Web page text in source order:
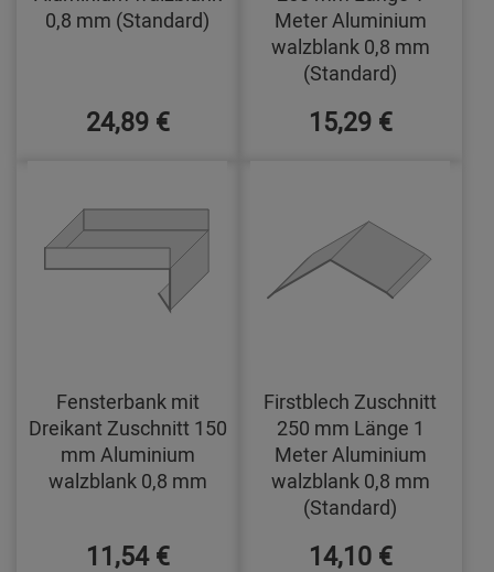
0,8 mm (Standard)
24,89 €
Meter Aluminium
walzblank 0,8 mm
(Standard)
15,29 €
Fensterbank mit
Dreikant Zuschnitt 150
mm Aluminium
walzblank 0,8 mm
11,54 €
Firstblech Zuschnitt
250 mm Länge 1
Meter Aluminium
walzblank 0,8 mm
(Standard)
14,10 €